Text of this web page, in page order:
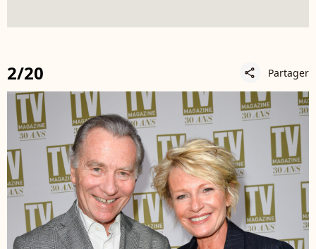
2/20 share Partager